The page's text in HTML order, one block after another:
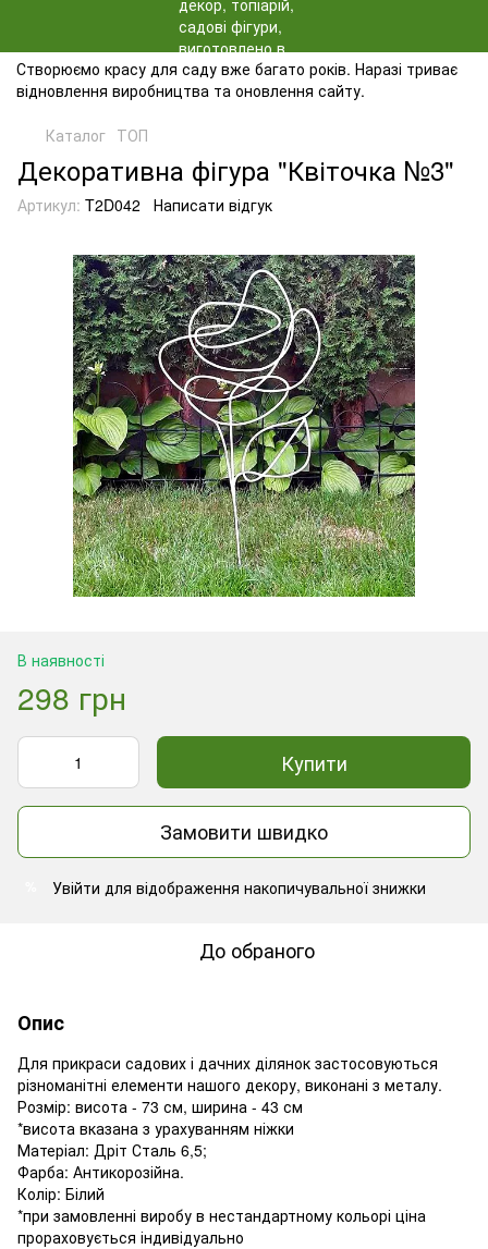
Створюємо красу для саду вже багато років. Наразі триває
відновлення виробництва та оновлення сайту.
Каталог ТОП
Декоративна фігура "Квіточка №3"
Артикул: T2D042 Написати відгук
В наявності
298 грн
Купити
Замовити швидко
Увійти для відображення накопичувальної знижки
До обраного
Опис
Для прикраси садових і дачних ділянок застосовуються
різноманітні елементи нашого декору, виконані з металу.
Розмір: висота - 73 см, ширина - 43 см
*висота вказана з урахуванням ніжки
Матеріал: Дріт Сталь 6,5;
Фарба: Антикорозійна.
Колір: Білий
*при замовленні виробу в нестандартному кольорі ціна
прораховується індивідуально